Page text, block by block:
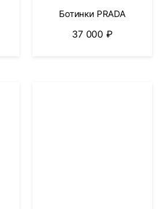
Ботинки PRADA
37 000₽